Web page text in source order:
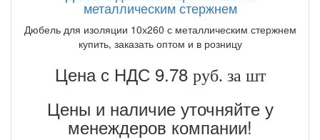
металлическим стержнем
Дюбель для изоляции 10х260 с металлическим стержнем
купить, заказать оптом и в розницу
Цена с НДС 9.78 руб. за шт
Цены и наличие уточняйте у
менеждеров компании!